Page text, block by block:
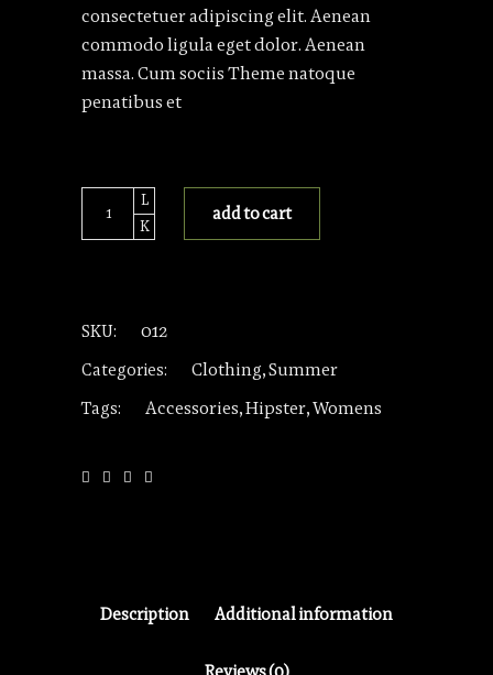
consectetuer adipiscing elit. Aenean
commodo ligula eget dolor. Aenean
massa. Cum sociis Theme natoque
penatibus et
add to cart
SKU: 012
Categories: Clothing,Summer
Tags: Accessories,Hipster,Womens
Description Additional information